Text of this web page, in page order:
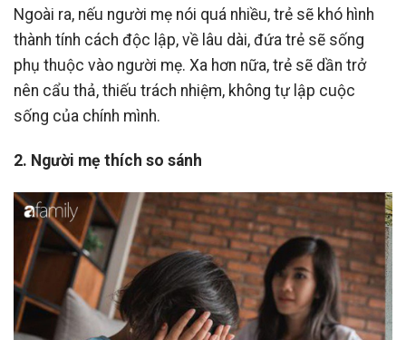
Ngoài ra, nếu người mẹ nói quá nhiều, trẻ sẽ khó hình
thành tính cách độc lập, về lâu dài, đứa trẻ sẽ sống
phụ thuộc vào người mẹ. Xa hơn nữa, trẻ sẽ dần trở
nên cẩu thả, thiếu trách nhiệm, không tự lập cuộc
sống của chính mình.
2. Người mẹ thích so sánh